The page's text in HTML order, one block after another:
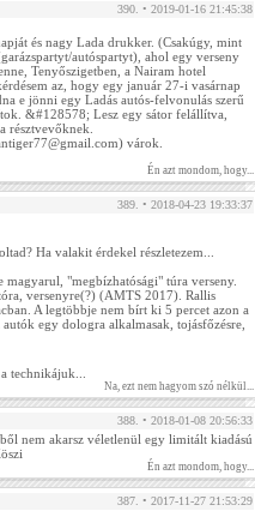
390. • 2019-01-16 21:45:38
és nagy Lada drukker. (Csakúgy, mint
autóspartyt), ahol egy verseny
Tenyőszigetben, a Nairam hotel
az, hogy egy január 27-i vasárnap
e jönni egy Ladás autós-felvonulás szerű
&#128578; Lesz egy sátor felállítva,
résztvevőknek.
várok.
Én azt mondom, hogy...
389. • 2018-04-23 19:33:37
Ha valakit érdekel részletezem...
"megbízhatósági" túra verseny.
versenyre(?) (AMTS 2017). Rallis
A legtöbbje nem bírt ki 5 percet azon a
egy dologra alkalmasak, tojásfőzésre,
technikájuk...
Na, ezt nem hagyom szó nélkül...
388. • 2018-01-08 20:56:33
nem akarsz véletlenül egy limitált kiadású
Én azt mondom, hogy...
387. • 2017-11-27 21:53:29